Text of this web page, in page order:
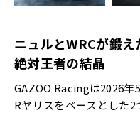
ニュルとWRCが鍛え
絶対王者の結晶
GAZOO Racingは2026
Rヤリスをベースとした